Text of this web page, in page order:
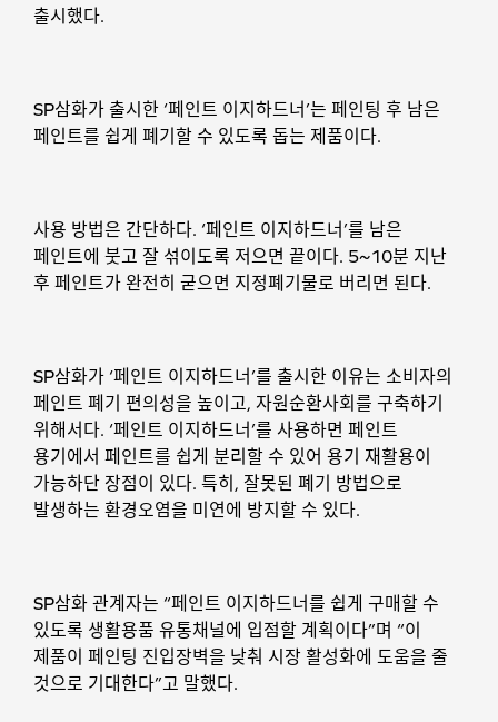
출시했다.
SP삼화가 출시한 ‘페인트 이지하드너’는 페인팅 후 남은
페인트를 쉽게 폐기할 수 있도록 돕는 제품이다.
사용 방법은 간단하다. ‘페인트 이지하드너’를 남은
페인트에 붓고 잘 섞이도록 저으면 끝이다. 5~10분 지난
후 페인트가 완전히 굳으면 지정폐기물로 버리면 된다.
SP삼화가 ‘페인트 이지하드너’를 출시한 이유는 소비자의
페인트 폐기 편의성을 높이고, 자원순환사회를 구축하기
위해서다. ‘페인트 이지하드너’를 사용하면 페인트
용기에서 페인트를 쉽게 분리할 수 있어 용기 재활용이
가능하단 장점이 있다. 특히, 잘못된 폐기 방법으로
발생하는 환경오염을 미연에 방지할 수 있다.
SP삼화 관계자는 “페인트 이지하드너를 쉽게 구매할 수
있도록 생활용품 유통채널에 입점할 계획이다”며 “이
제품이 페인팅 진입장벽을 낮춰 시장 활성화에 도움을 줄
것으로 기대한다”고 말했다.